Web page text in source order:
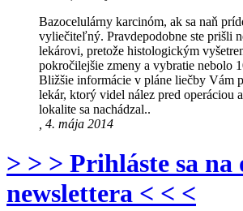
Bazocelulárny karcinóm, ak sa naň
vyliečiteľný. Pravdepodobne ste prišli
lekárovi, pretože histologickým
pokročilejšie zmeny a vybratie nebolo
Bližšie informácie v pláne liečby Vám
lekár, ktorý videl nález pred operáciou
lokalite sa nachádzal..
, 4. mája 2014
> > > Prihláste sa na
newslettera < < <